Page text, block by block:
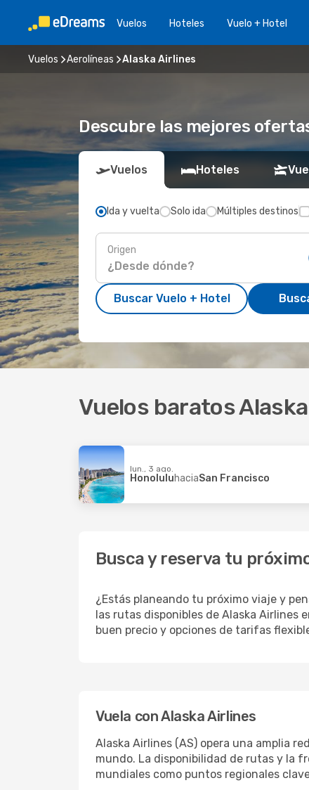
Vuelos Hoteles Vuelo + Hotel
Vuelos Aerolíneas Alaska Airlines
Descubre las mejores
Vuelos Hoteles
Ida y vuelta Solo ida Múltiples destinos
Origen
Buscar Vuelo + Hotel
Vuelos baratos
lun., 3 ago.
HonoluluhaciaSan Francisco
Busca y reserva tu
¿Estás planeando tu próximo viaje y
las rutas disponibles de Alaska Airlines
buen precio y opciones de tarifas
Vuela con Alaska Airlines
Alaska Airlines (AS) opera una amplia
mundo. La disponibilidad de rutas y la
mundiales como puntos regionales